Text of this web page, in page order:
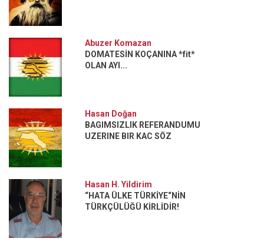
Abuzer Komazan
DOMATESİN KOÇANINA *fit*
OLAN AYI...
Hasan Doğan
BAGIMSIZLIK REFERANDUMU
UZERINE BIR KAC SÖZ
Hasan H. Yildirim
“HATA ÜLKE TÜRKİYE“NİN
TÜRKÇÜLÜĞÜ KİRLİDİR!